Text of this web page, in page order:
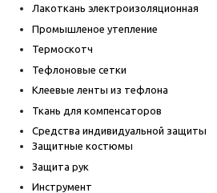
Лакоткань электроизоляционная
Промышленое утепление
Термоскотч
Тефлоновые сетки
Клеевые ленты из тефлона
Ткань для компенсаторов
Средства индивидуальной защиты
Защитные костюмы
Защита рук
Инструмент